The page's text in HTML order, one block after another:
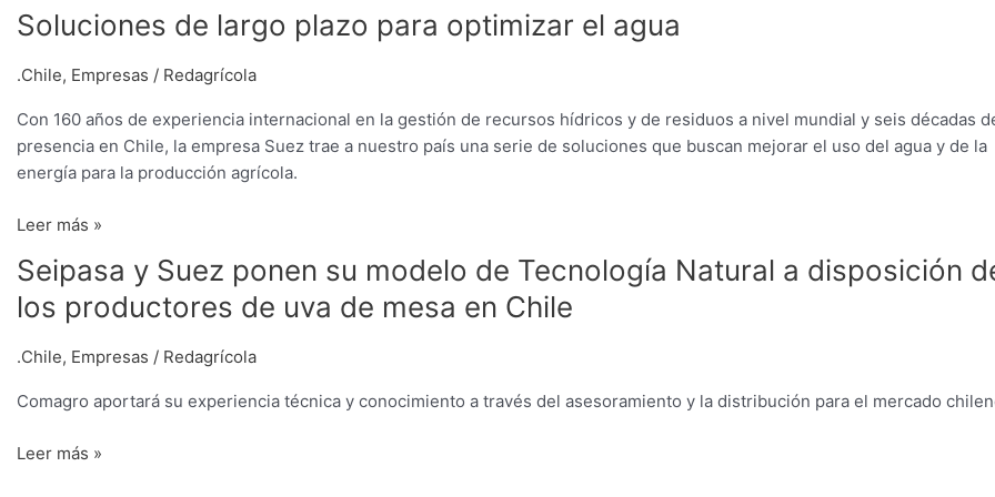
Soluciones de largo plazo para optimizar el agua
.Chile, Empresas / Redagrícola
Con 160 años de experiencia internacional en la gestión de recursos hídricos y de residuos a nivel mundial y seis décadas
presencia en Chile, la empresa Suez trae a nuestro país una serie de soluciones que buscan mejorar el uso del agua y de la
energía para la producción agrícola.
Soluciones
largo
para
optimizar
el
Leer más »
Seipasa y Suez ponen su modelo de Tecnología Natural a disposición
los productores de uva de mesa en Chile
.Chile, Empresas / Redagrícola
Comagro aportará su experiencia técnica y conocimiento a través del asesoramiento y la distribución para el mercado
Seipasa
Suez
su
modelo
Tecnología
Leer más »